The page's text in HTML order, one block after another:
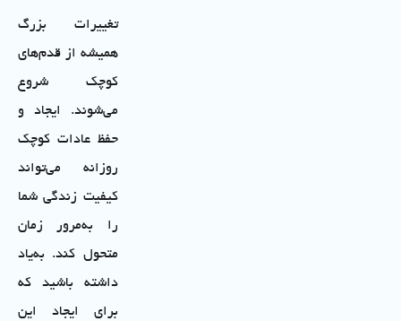
تغییرات بزرگ
همیشه از قدم‌های
کوچک شروع
می‌شوند. ایجاد و
حفظ عادات کوچک
روزانه می‌تواند
کیفیت زندگی شما
را به‌مرور زمان
متحول کند. به‌یاد
داشته باشید که
برای ایجاد این